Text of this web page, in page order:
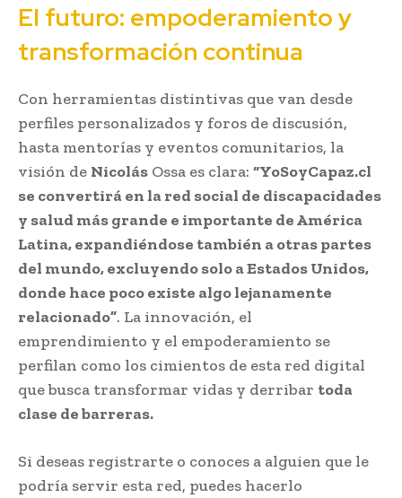
El futuro: empoderamiento y
transformación continua
Con herramientas distintivas que van desde
perfiles personalizados y foros de discusión,
hasta mentorías y eventos comunitarios, la
visión de Nicolás Ossa es clara: “YoSoyCapaz.cl
se convertirá en la red social de discapacidades
y salud más grande e importante de América
Latina, expandiéndose también a otras partes
del mundo, excluyendo solo a Estados Unidos,
donde hace poco existe algo lejanamente
relacionado”. La innovación, el
emprendimiento y el empoderamiento se
perfilan como los cimientos de esta red digital
que busca transformar vidas y derribar toda
clase de barreras.
Si deseas registrarte o conoces a alguien que le
podría servir esta red, puedes hacerlo